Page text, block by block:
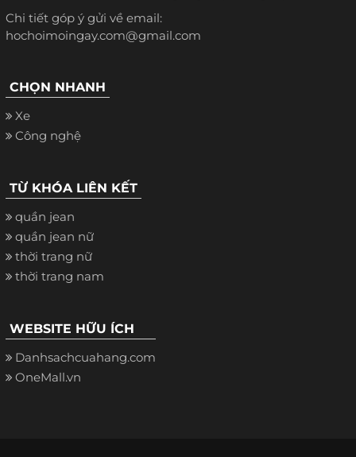
Chi tiết góp ý gửi về email:
hochoimoingay.com@gmail.com
CHỌN NHANH
Xe
Công nghệ
TỪ KHÓA LIÊN KẾT
quần jean
quần jean nữ
thời trang nữ
thời trang nam
WEBSITE HỮU ÍCH
Danhsachcuahang.com
OneMall.vn